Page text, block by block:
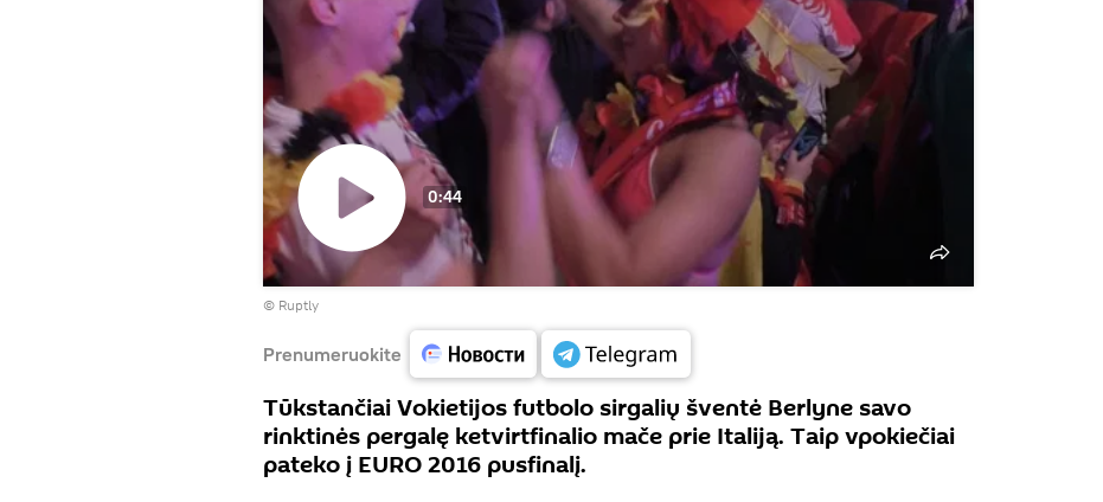
Paleisti
0:44
© Ruptly
Prenumeruokite
Tūkstančiai Vokietijos futbolo sirgalių šventė Berlyne savo
rinktinės pergalę ketvirtfinalio mače prie Italiją. Taip vpokiečiai
pateko į EURO 2016 pusfinalį.